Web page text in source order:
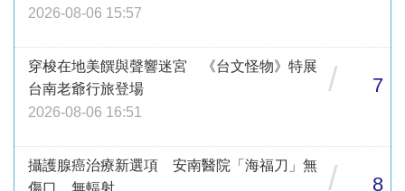
2026-08-06 15:57
穿梭在地美饌與聲響迷宮 《台文怪物》特展
台南老爺行旅登場
2026-08-06 16:51
/ 7
攝護腺癌治療新選項 安南醫院「海福刀」無
傷口、無輻射
/ 8